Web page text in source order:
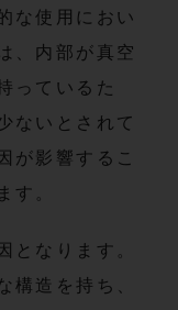
な使用におい
、内部が真空
っているた
ないとされて
が影響するこ
す。
となります。
構造を持ち、